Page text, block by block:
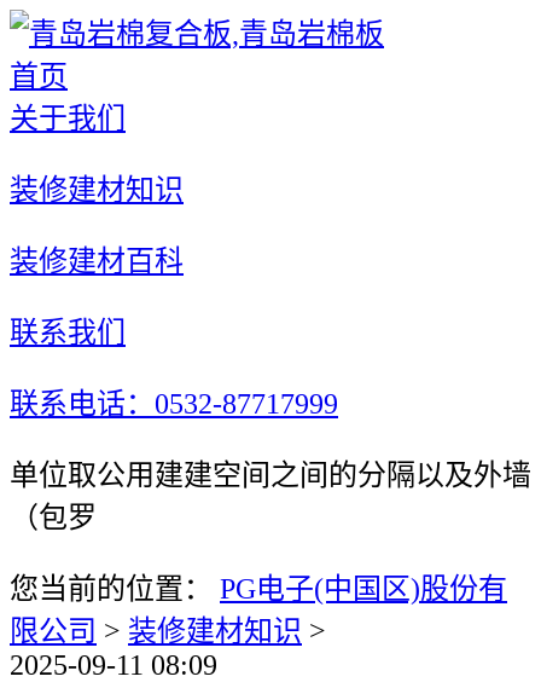
首页
关于我们
装修建材知识
装修建材百科
联系我们
联系电话：0532-87717999
单位取公用建建空间之间的分隔以及外墙
（包罗
您当前的位置： PG电子(中国区)股份有
限公司 > 装修建材知识 >
2025-09-11 08:09